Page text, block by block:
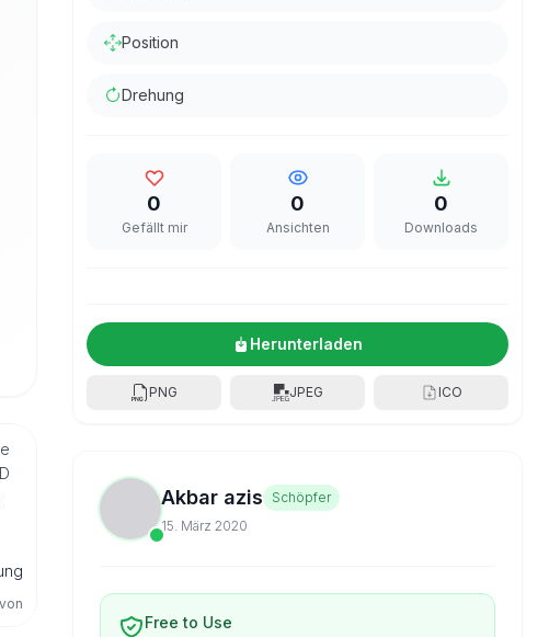
Position
Drehung
0
Gefällt mir
0
Ansichten
0
Downloads
Herunterladen
PNG JPEG ICO
Akbar azis Schöpfer
15. März 2020
Free to Use